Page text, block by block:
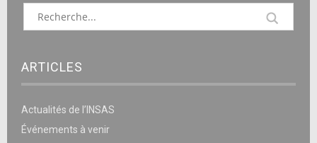
ARTICLES
Actualités de l’INSAS
Événements à venir